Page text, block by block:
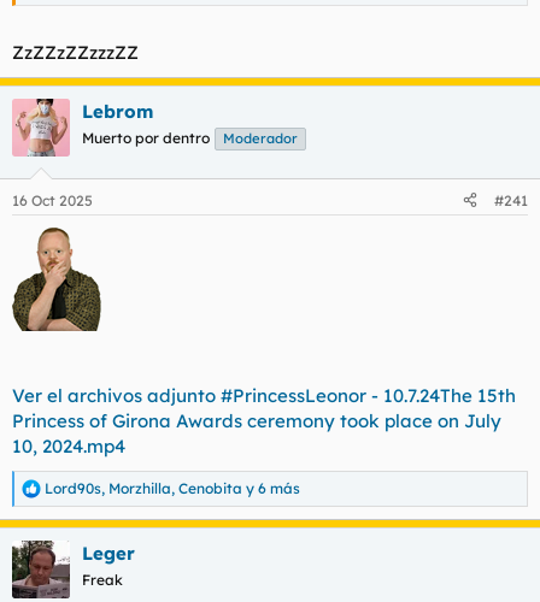
ZzZZzZZzzzZZ
Lebrom
Muerto por dentro Moderador
16 Oct 2025 #241
Ver el archivos adjunto #PrincessLeonor - 10.7.24The 15th
Princess of Girona Awards ceremony took place on July
10, 2024.mp4
R
e
a
c
c
i
Lord90s, Morzhilla, Cenobita y 6 más
Leger
Freak